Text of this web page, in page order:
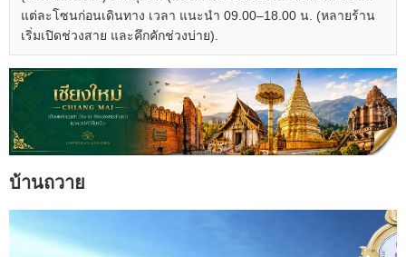
แต่ละโซนก่อนเดินทาง เวลา แนะนำ 09.00–18.00 น. (หลายร้าน
เริ่มเปิดช่วงสาย และคึกคักช่วงบ่าย).
บ้านถวาย